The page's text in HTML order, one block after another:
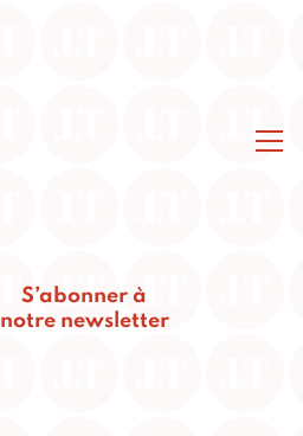
S’abonner à
notre newsletter